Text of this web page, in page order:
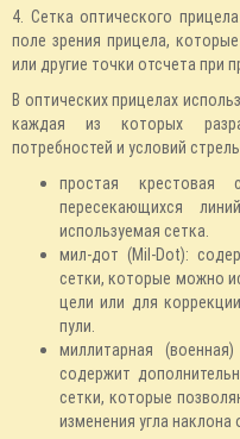
4. Сетка оптического
поле зрения прицела,
или другие точки отсчета при
В оптических прицелах
каждая из которых
потребностей и условий
простая крестовая
пересекающихся
используемая сетка.
мил-дот (Mil-Dot):
сетки, которые можно
цели или для
пули.
миллитарная
содержит
сетки, которые
изменения угла наклона